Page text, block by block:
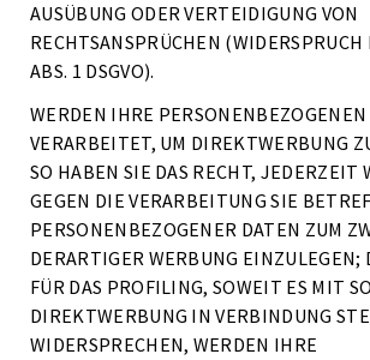
AUSÜBUNG ODER VERTEIDIGUNG VON
RECHTSANSPRÜCHEN (WIDERSPRUCH
ABS. 1 DSGVO).
WERDEN IHRE PERSONENBEZOGENEN
VERARBEITET, UM DIREKTWERBUNG
SO HABEN SIE DAS RECHT, JEDERZEIT
GEGEN DIE VERARBEITUNG SIE
PERSONENBEZOGENER DATEN ZUM
DERARTIGER WERBUNG EINZULEGEN;
FÜR DAS PROFILING, SOWEIT ES MIT
DIREKTWERBUNG IN VERBINDUNG
WIDERSPRECHEN, WERDEN IHRE